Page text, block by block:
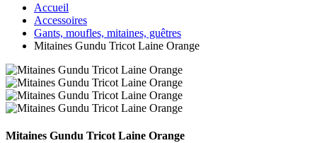
Accueil
Accessoires
Gants, moufles, mitaines, guêtres
Mitaines Gundu Tricot Laine Orange
Mitaines Gundu Tricot Laine Orange